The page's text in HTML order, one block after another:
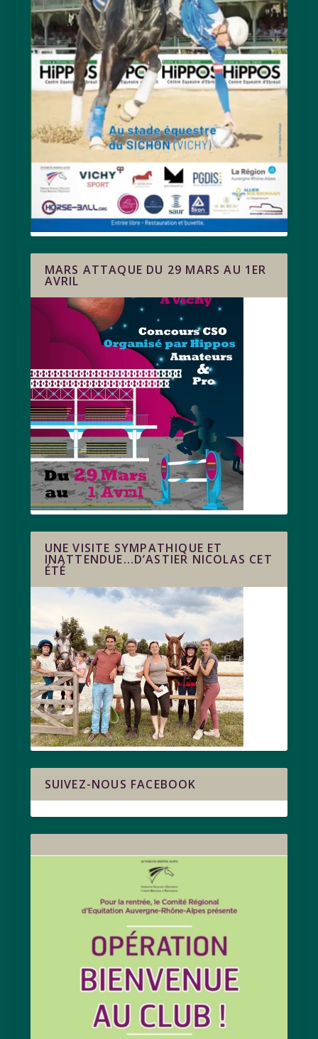
MARS ATTAQUE DU 29 MARS AU 1ER
AVRIL
UNE VISITE SYMPATHIQUE ET
INATTENDUE…D’ASTIER NICOLAS CET
ÉTÉ
SUIVEZ-NOUS FACEBOOK